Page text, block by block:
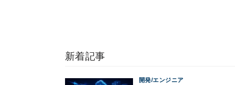
新着記事
開発/エンジニア